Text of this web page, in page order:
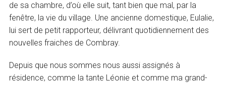
de sa chambre, d’où elle suit, tant bien que mal, par la
fenêtre, la vie du village. Une ancienne domestique, Eulalie,
lui sert de petit rapporteur, délivrant quotidiennement des
nouvelles fraiches de Combray.
Depuis que nous sommes nous aussi assignés à
résidence, comme la tante Léonie et comme ma grand-